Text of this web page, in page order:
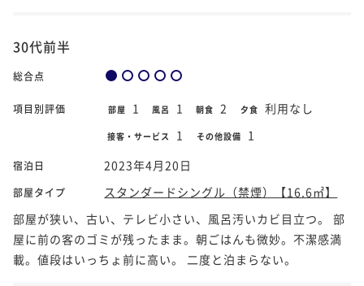
30代前半
総合点
項目別評価 部屋 1 風呂 1 朝食 2 夕食 利用なし
接客・サービス 1 その他設備 1
宿泊日 2023年4月20日
部屋タイプ
スタンダードシングル（禁煙）【16.6㎡】
部屋が狭い、古い、テレビ小さい、風呂汚いカビ目立つ。 部
屋に前の客のゴミが残ったまま。朝ごはんも微妙。不潔感満
載。値段はいっちょ前に高い。 二度と泊まらない。